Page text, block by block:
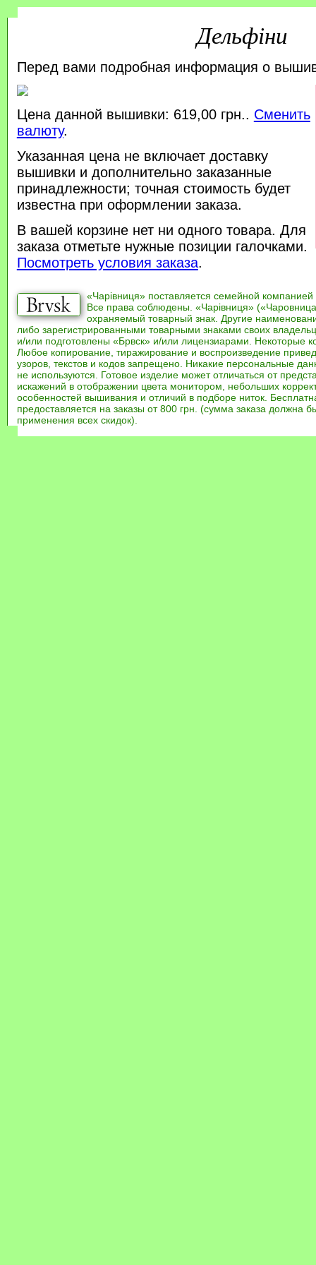
Дельфіни
Перед вами подробная информация о
Цена данной вышивки: 619,00 грн.. Сменить
валюту.
Указанная цена не включает доставку
вышивки и дополнительно заказанные
принадлежности; точная стоимость будет
известна при оформлении заказа.
В вашей корзине нет ни одного товара. Для
заказа отметьте нужные позиции галочками.
Посмотреть условия заказа.
«Чарівниця» поставляется семейной компанией
Все права соблюдены. «Чарівниця»
охраняемый товарный знак. Другие
либо зарегистрированными товарными знаками своих
и/или подготовлены «Брвск» и/или лицензиарами. Некоторые
Любое копирование, тиражирование и воспроизведение
узоров, текстов и кодов запрещено. Никакие персональные
не используются. Готовое изделие может отличаться от
искажений в отображении цвета монитором, небольших
особенностей вышивания и отличий в подборе ниток.
предоставляется на заказы от 800 грн. (сумма заказа должна
применения всех скидок).